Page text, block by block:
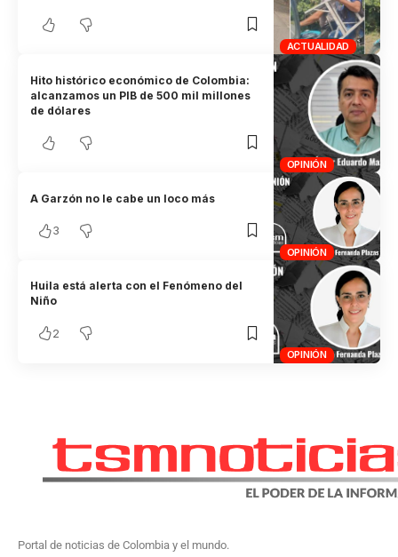
ACTUALIDAD
OPINIÓN
Hito histórico económico de Colombia:
alcanzamos un PIB de 500 mil millones
de dólares
OPINIÓN
A Garzón no le cabe un loco más
3
OPINIÓN
Huila está alerta con el Fenómeno del
Niño
2
Portal de noticias de Colombia y el mundo.